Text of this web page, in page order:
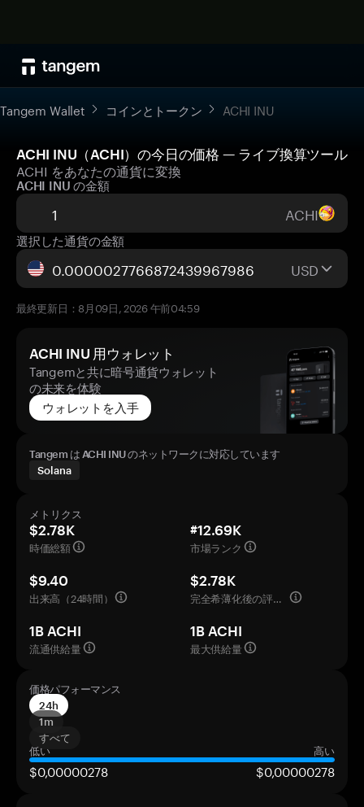
Tangem Wallet コインとトークン ACHI INU
ACHI INU（ACHI）の今日の価格 — ライブ換算ツール
ACHI をあなたの通貨に変換
ACHI INU の金額
ACHI
選択した通貨の金額
USD
最終更新日：8月09日, 2026 午前04:59
ACHI INU 用ウォレット
Tangemと共に暗号通貨ウォレット
の未来を体験
ウォレットを入手
Tangem は ACHI INU のネットワークに対応しています
Solana
メトリクス
$2.78K
時価総額
#12.69K
市場ランク
$9.40
出来高（24時間）
$2.78K
完全希薄化後の評価額
1B ACHI
流通供給量
1B ACHI
最大供給量
価格パフォーマンス
24h
1m
すべて
低い
高い
$0,00000278 $0,00000278